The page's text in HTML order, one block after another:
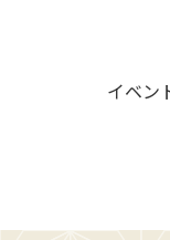
イベン